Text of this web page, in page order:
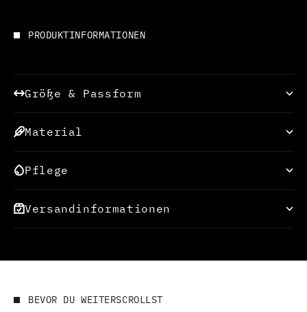
PRODUKTINFORMATIONEN
Größe & Passform
Material
Pflege
Versandinformationen
BEVOR DU WEITERSCROLLST